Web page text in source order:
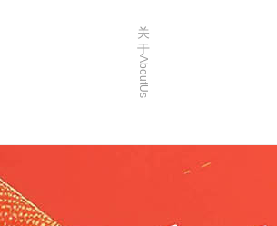
关
于
AboutUs